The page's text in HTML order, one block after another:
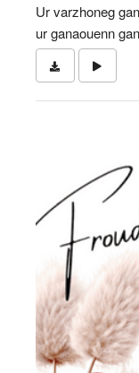
Ur varzhoneg
ur ganaouenn